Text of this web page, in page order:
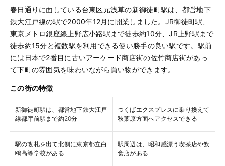
春日通りに面している台東区元浅草の新御徒町駅は、都営地下
鉄大江戸線の駅で2000年12月に開業しました。JR御徒町駅、
東京メトロ銀座線上野広小路駅まで徒歩約10分、JR上野駅まで
徒歩約15分と複数駅を利用できる使い勝手の良い駅です。駅前
には日本で2番目に古いアーケード商店街の佐竹商店街があっ
て下町の雰囲気を味わいながら買い物ができます。
この街の特徴
新御徒町駅は、都営地下鉄大江戸
線都庁前駅まで約20分
つくばエクスプレスに乗り換えて
秋葉原方面へアクセスできる
駅の改札を出て北側に東京都立白
鴎高等学校がある
駅周辺は、昭和感漂う喫茶店や飲
食店がある